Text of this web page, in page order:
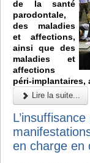
de la santé
parodontale,
des maladies
et affections,
ainsi que des
maladies et
affections
péri-implantaires,
Lire la suite...
en charge en